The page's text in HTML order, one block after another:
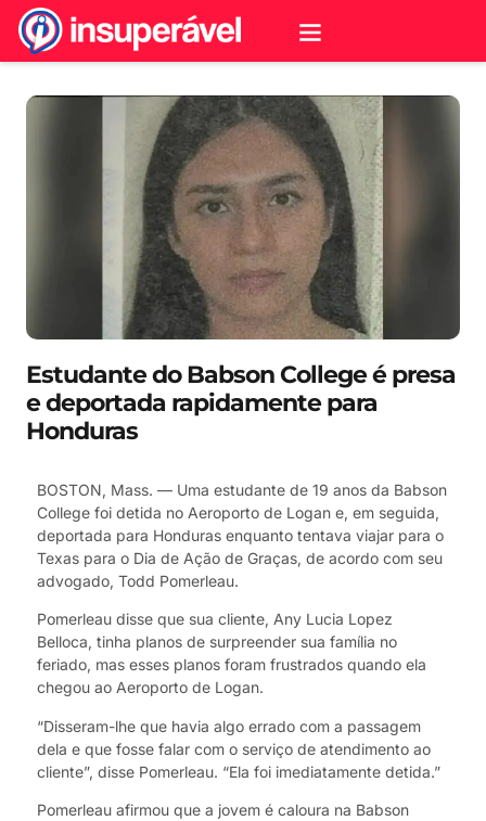
Estudante do Babson College é presa
e deportada rapidamente para
Honduras
BOSTON, Mass. — Uma estudante de 19 anos da Babson
College foi detida no Aeroporto de Logan e, em seguida,
deportada para Honduras enquanto tentava viajar para o
Texas para o Dia de Ação de Graças, de acordo com seu
advogado, Todd Pomerleau.
Pomerleau disse que sua cliente, Any Lucia Lopez
Belloca, tinha planos de surpreender sua família no
feriado, mas esses planos foram frustrados quando ela
chegou ao Aeroporto de Logan.
“Disseram-lhe que havia algo errado com a passagem
dela e que fosse falar com o serviço de atendimento ao
cliente”, disse Pomerleau. “Ela foi imediatamente detida.”
Pomerleau afirmou que a jovem é caloura na Babson